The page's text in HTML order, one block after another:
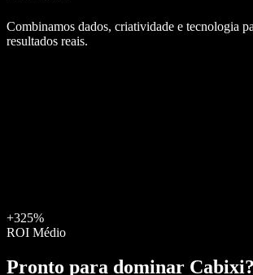
Combinamos dados, criatividade e tecnologia
resultados reais.
+325%
ROI Médio
Pronto para dominar Cabixi?